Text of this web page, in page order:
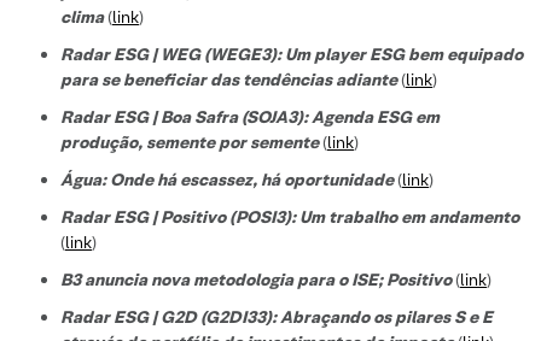
clima(link)
Radar ESG | WEG (WEGE3): Um player ESG bem equipado
para se beneficiar das tendências adiante(link)
Radar ESG | Boa Safra (SOJA3): Agenda ESG em
produção, semente por semente(link)
Água: Onde há escassez, há oportunidade(link)
Radar ESG | Positivo (POSI3): Um trabalho em andamento
(link)
B3 anuncia nova metodologia para o ISE; Positivo(link)
Radar ESG | G2D (G2DI33): Abraçando os pilares S e E